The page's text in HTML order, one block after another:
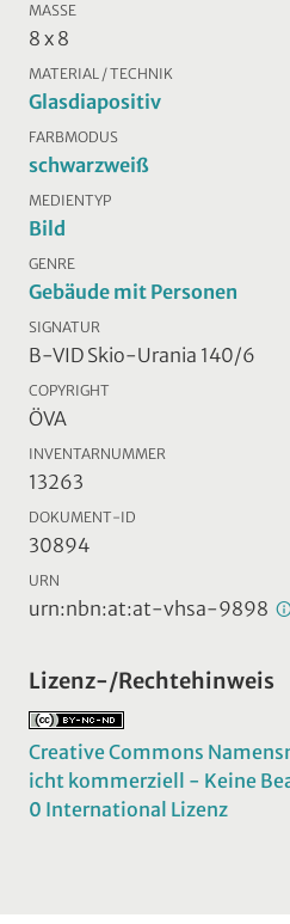
MASSE
8 x 8
MATERIAL / TECHNIK
Glasdiapositiv
FARBMODUS
schwarzweiß
MEDIENTYP
Bild
GENRE
Gebäude mit Personen
SIGNATUR
B-VID Skio-Urania 140/6
COPYRIGHT
ÖVA
INVENTARNUMMER
13263
DOKUMENT-ID
30894
URN
urn:nbn:at:at-vhsa-9898
Lizenz-/Rechtehinweis
Creative Commons
icht kommerziell - Keine
0 International Lizenz